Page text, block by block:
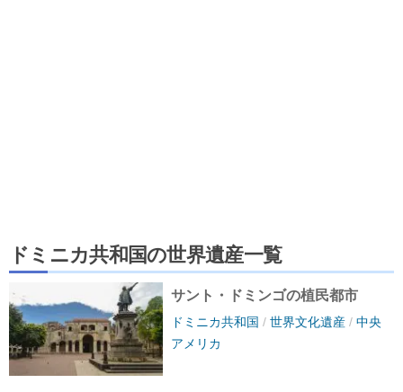
ドミニカ共和国の世界遺産一覧
サント・ドミンゴの植民都市
ドミニカ共和国 / 世界文化遺産/ 中央
アメリカ